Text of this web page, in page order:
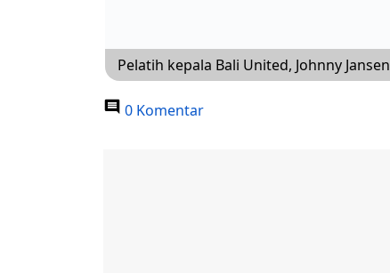
Pelatih kepala Bali United, Johnny Jansen
0 Komentar